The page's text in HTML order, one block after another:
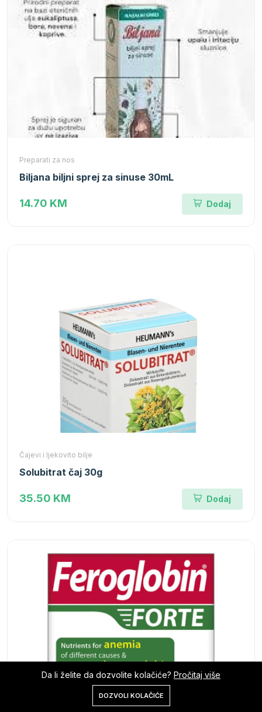
Preparati za nos
Biljana biljni sprej za sinuse 30mL
14.70 KM Dodaj
Čajevi i ljekovito bilje
Solubitrat čaj 30g
35.50 KM Dodaj
Korpa
Da li želite da dozvolite kolačiće? Pročitaj više
DOZVOLI KOLAČIĆE